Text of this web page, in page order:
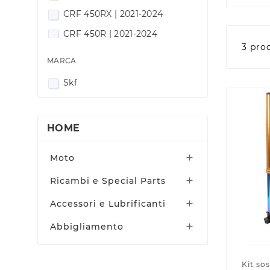
CRF 450RX | 2021-2024
CRF 450R | 2021-2024
MARCA
Skf
HOME
Moto 
Ricambi e Special Parts 
Accessori e Lubrificanti 
Abbigliamento 
3
Kit